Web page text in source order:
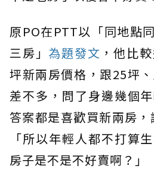
原PO在PTT以「同地點
三房」 為題發文 ，他比
坪新兩房價格，跟25坪
差不多，問了身邊幾個
答案都是喜歡買新兩房，
「所以年輕人都不打算
房子是不是不好賣啊？」